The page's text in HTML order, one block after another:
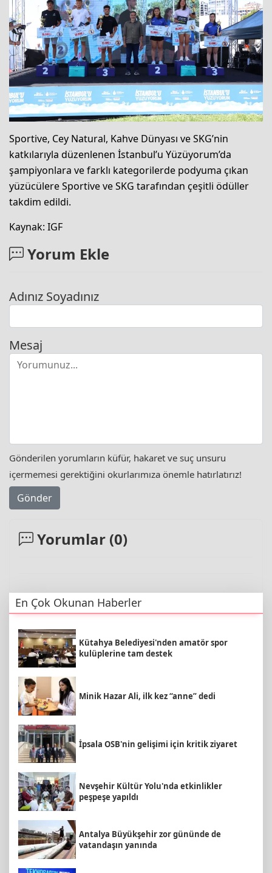
Sportive, Cey Natural, Kahve Dünyası ve SKG’nin
katkılarıyla düzenlenen İstanbul’u Yüzüyorum’da
şampiyonlara ve farklı kategorilerde podyuma çıkan
yüzücülere Sportive ve SKG tarafından çeşitli ödüller
takdim edildi.
Kaynak: IGF
Yorum Ekle
Adınız Soyadınız
Mesaj
Gönderilen yorumların küfür, hakaret ve suç unsuru
içermemesi gerektiğini okurlarımıza önemle hatırlatırız!
Gönder
Yorumlar (0)
En Çok Okunan Haberler
Kütahya Belediyesi'nden amatör spor
kulüplerine tam destek
Minik Hazar Ali, ilk kez “anne” dedi
İpsala OSB'nin gelişimi için kritik ziyaret
Nevşehir Kültür Yolu'nda etkinlikler
peşpeşe yapıldı
Antalya Büyükşehir zor gününde de
vatandaşın yanında